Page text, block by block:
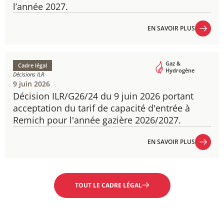
l’année 2027.
EN SAVOIR PLUS
Décision ILR/G26/24 du 9 juin 2026 portant
acceptation du tarif de capacité d'entrée à
Remich pour l'année gazière 2026/2027.
Cadre légal
Décisions ILR
Gaz &
Hydrogène
9 juin 2026
EN SAVOIR PLUS
TOUT LE CADRE LÉGAL